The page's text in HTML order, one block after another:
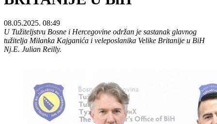
08.05.2025. 08:49
U Tužiteljstvu Bosne i Hercegovine održan je sastanak glavnog
tužitelja Milanka Kajganića i veleposlanika Velike Britanije u BiH
Nj.E. Julian Reilly.